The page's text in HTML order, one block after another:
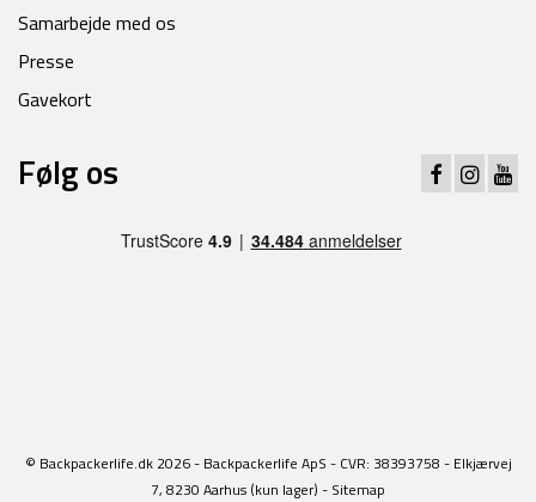
Samarbejde med os
Presse
Gavekort
Følg os
© Backpackerlife.dk 2026 - Backpackerlife ApS - CVR: 38393758 - Elkjærvej
7, 8230 Aarhus (kun lager) - Sitemap